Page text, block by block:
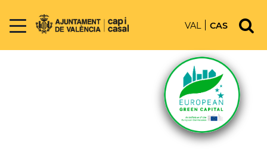
VAL CAS